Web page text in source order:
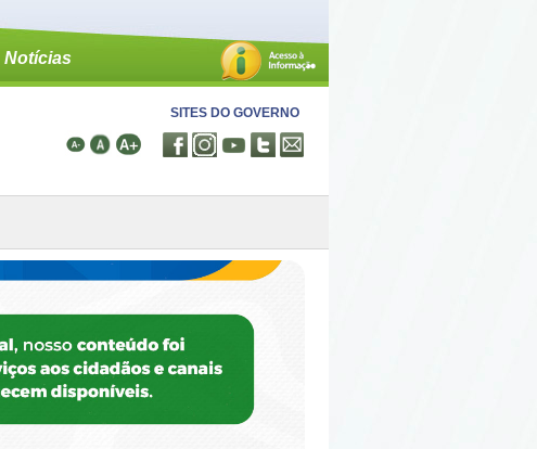
Notícias
SITES DO GOVERNO